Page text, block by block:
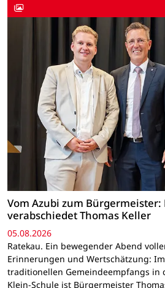
Vom Azubi zum Bürgermeister:
verabschiedet Thomas Keller
05.08.2026
Ratekau. Ein bewegender Abend
Erinnerungen und Wertschätzung:
traditionellen Gemeindeempfangs in
Klein-Schule ist Bürgermeister